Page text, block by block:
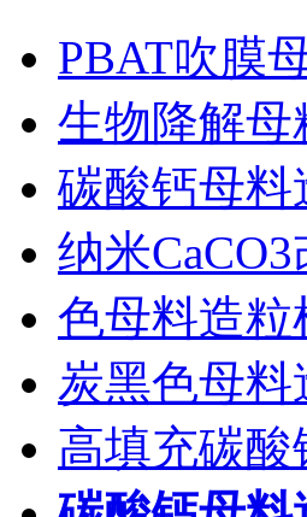
PBAT吹膜
生物降解母
碳酸钙母料
纳米
色母料造粒
炭黑色母
高填充碳